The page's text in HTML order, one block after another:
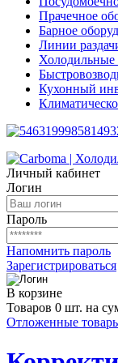
Прачечное
Барное
Линии
Холодильные
Кухонный
Личный кабинет
Логин
Пароль
Напомнить пароль
Зарегистрироваться
В корзине
Товаров 0 шт. на
Отложенные